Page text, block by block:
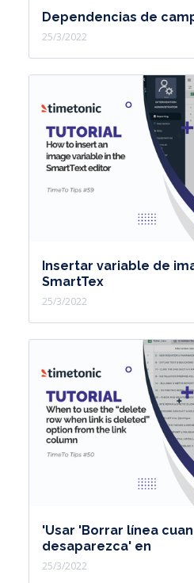
Dependencias de
25/3/2022
Insertar variable de
SmartTex
25/3/2022
'Usar 'Borrar línea
desaparezca' en
25/3/2022